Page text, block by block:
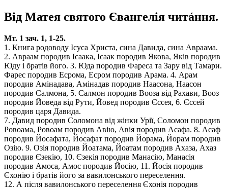
Від Матея святого Євангелія читáння.
Мт. 1 зач. 1, 1-25.
1. Книга родоводу Ісуса Христа, сина Давида, сина Авраама.
2. Авраам породив Ісаака, Ісаак породив Якова, Яків породив
Юду і братів його. 3. Юда породив Фареса та Зару від Тамари.
Фарес породив Есрома, Есром породив Арама. 4. Арам
породив Амінадава, Амінадав породив Наасона, Наасон
породив Салмона, 5. Салмон породив Вооза від Рахави, Вооз
породив Йоведа від Рути, Йовед породив Єссея, 6. Єссей
породив царя Давида.
7. Давид породив Соломона від жінки Урії, Соломон породив
Ровоама, Ровоам породив Авію, Авія породив Асафа. 8. Асаф
породив Йосафата, Йосафат породив Йорама, Йорам породив
Озію. 9. Озія породив Йоатама, Йоатам породив Ахаза, Ахаз
породив Єзекію, 10. Єзекія породив Манасію, Манасія
породив Амоса, Амос породив Йосію, 11. Йосія породив
Єхонію і братів його за вавилонського переселення.
12. А після вавилонського переселення Єхонія породив